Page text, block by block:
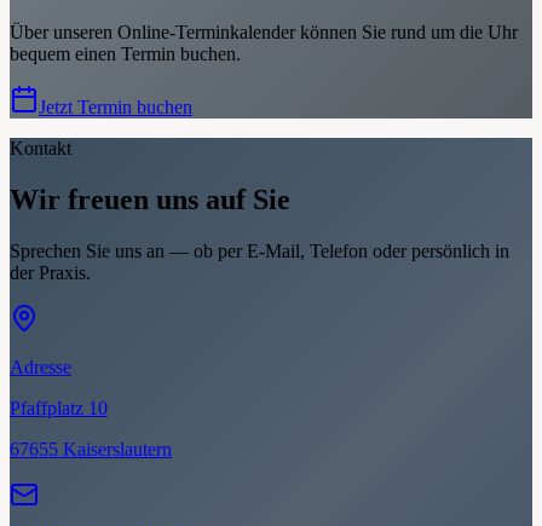
Über unseren Online-Terminkalender können Sie rund um die Uhr
bequem einen Termin buchen.
Jetzt Termin buchen
Kontakt
Wir freuen uns auf Sie
Sprechen Sie uns an — ob per E-Mail, Telefon oder persönlich in
der Praxis.
Adresse
Pfaffplatz 10
67655 Kaiserslautern